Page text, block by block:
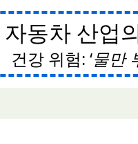
자동차 산업
건강 위험: 물만